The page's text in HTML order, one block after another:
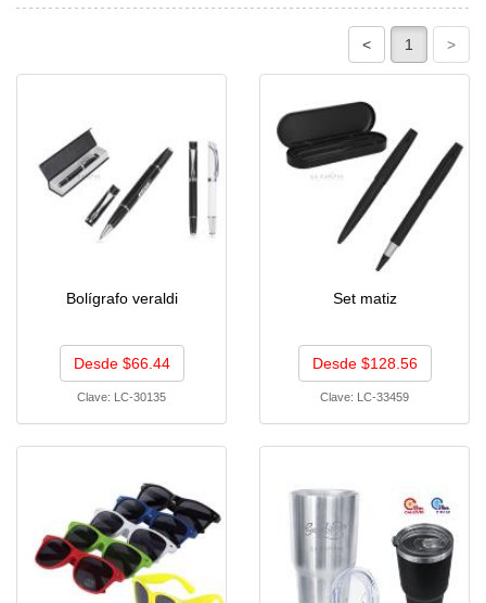
Bolígrafo veraldi
Desde $66.44
Clave: LC-30135
Set matiz
Desde $128.56
Clave: LC-33459